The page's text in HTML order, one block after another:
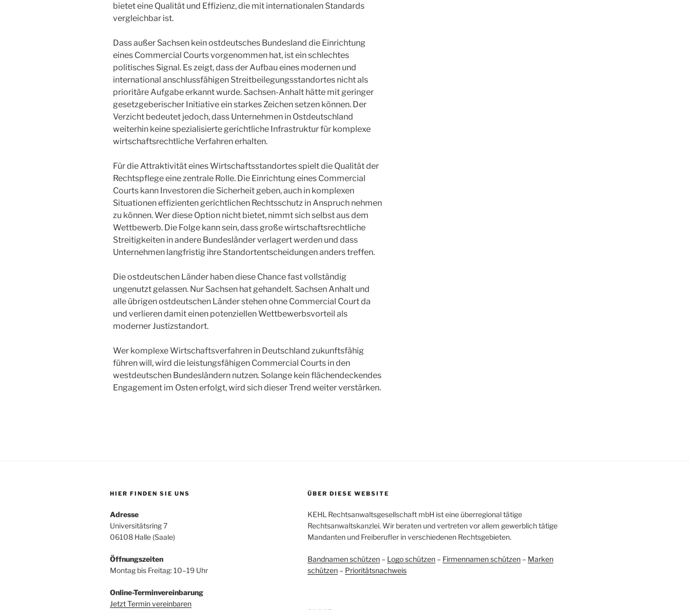
bietet eine Qualität und Effizienz, die mit internationalen Standards
vergleichbar ist.
Dass außer Sachsen kein ostdeutsches Bundesland die Einrichtung
eines Commercial Courts vorgenommen hat, ist ein schlechtes
politisches Signal. Es zeigt, dass der Aufbau eines modernen und
international anschlussfähigen Streitbeilegungsstandortes nicht als
prioritäre Aufgabe erkannt wurde. Sachsen-Anhalt hätte mit geringer
gesetzgeberischer Initiative ein starkes Zeichen setzen können. Der
Verzicht bedeutet jedoch, dass Unternehmen in Ostdeutschland
weiterhin keine spezialisierte gerichtliche Infrastruktur für komplexe
wirtschaftsrechtliche Verfahren erhalten.
Für die Attraktivität eines Wirtschaftsstandortes spielt die Qualität der
Rechtspflege eine zentrale Rolle. Die Einrichtung eines Commercial
Courts kann Investoren die Sicherheit geben, auch in komplexen
Situationen effizienten gerichtlichen Rechtsschutz in Anspruch nehmen
zu können. Wer diese Option nicht bietet, nimmt sich selbst aus dem
Wettbewerb. Die Folge kann sein, dass große wirtschaftsrechtliche
Streitigkeiten in andere Bundesländer verlagert werden und dass
Unternehmen langfristig ihre Standortentscheidungen anders treffen.
Die ostdeutschen Länder haben diese Chance fast vollständig
ungenutzt gelassen. Nur Sachsen hat gehandelt. Sachsen Anhalt und
alle übrigen ostdeutschen Länder stehen ohne Commercial Court da
und verlieren damit einen potenziellen Wettbewerbsvorteil als
moderner Justizstandort.
Wer komplexe Wirtschaftsverfahren in Deutschland zukunftsfähig
führen will, wird die leistungsfähigen Commercial Courts in den
westdeutschen Bundesländern nutzen. Solange kein flächendeckendes
Engagement im Osten erfolgt, wird sich dieser Trend weiter verstärken.
HIER FINDEN SIE UNS
Adresse
Universitätsring 7
06108 Halle (Saale)
Öffnungszeiten
Montag bis Freitag: 10–19 Uhr
Online-Terminvereinbarung
Jetzt Termin vereinbaren
ÜBER DIESE WEBSITE
KEHL Rechtsanwaltsgesellschaft mbH ist eine überregional tätige
Rechtsanwaltskanzlei. Wir beraten und vertreten vor allem gewerblich tätige
Mandanten und Freiberufler in verschiedenen Rechtsgebieten.
Bandnamen schützen– Logo schützen– Firmennamen schützen– Marken
schützen– Prioritätsnachweis